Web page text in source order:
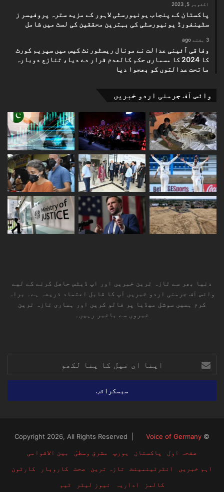
اکتوبر 5, 2023
پاکستان کے پنجاب یونیورسٹی لاہور کے مزید سترہ پروفیسر ز
سٹینفورڈ یونیورسٹی کی بہترین محققین کی لسٹ میں شامل
3 ہفتے ago
وفاقی آئینی عدالت نے مونال ریسٹورنٹ کیس میں سپریم کورٹ
کا 2024 کا مسماری حکم کالعدم قرار دے دیا، تنازع دوبارہ
ماتحت عدالتوں کو بھجوا دیا
وائس آف جرمنی اردو خبریں
دنیا بھر سے تازہ ترین خبریں اور اپ ڈیٹس حاصل کرنے کے لیے
وائس آف جرمنی اردو خبریں آپ کا قابل اعتماد ذریعہ ہے۔ براہ
کرم ہمیں سوشل میڈیا پر فالو کریں اور ہماری تازہ ترین
خبروں سے باخبر رہیں۔
ای
میل
پتا
© Copyright 2026, All Rights Reserved |
Voice of Germany
صفحہ اول
پاکستان یورپ مشرق وسطیٰ
بین الاقوامی
اہم خبریں
انٹرٹینمینٹ تازہ ترین صحت کاروبار
کارٹون
کالمز
اداریہ نیوز لیٹر ٹیم